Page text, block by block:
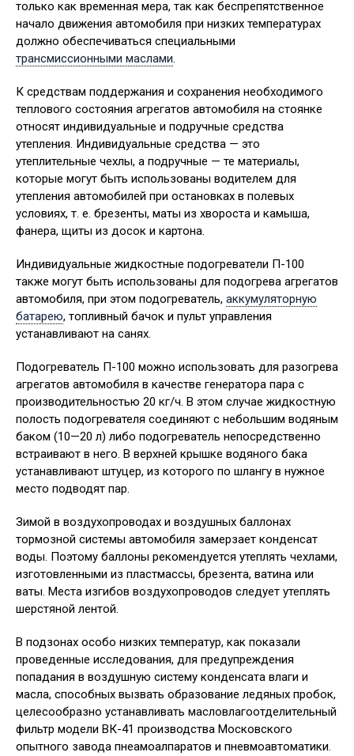
только как временная мера, так как беспрепятственное
начало движения автомобиля при низких температурах
должно обеспечиваться специальными
трансмиссионными маслами.
К средствам поддержания и сохранения необходимого
теплового состояния агрегатов автомобиля на стоянке
относят индивидуальные и подручные средства
утепления. Индивидуальные средства — это
утеплительные чехлы, а подручные — те материалы,
которые могут быть использованы водителем для
утепления автомобилей при остановках в полевых
условиях, т. е. брезенты, маты из хвороста и камыша,
фанера, щиты из досок и картона.
Индивидуальные жидкостные подогреватели П-100
также могут быть использованы для подогрева агрегатов
автомобиля, при этом подогреватель, аккумуляторную
батарею, топливный бачок и пульт управления
устанавливают на санях.
Подогреватель П-100 можно использовать для разогрева
агрегатов автомобиля в качестве генератора пара с
производительностью 20 кг/ч. В этом случае жидкостную
полость подогревателя соединяют с небольшим водяным
баком (10—20 л) либо подогреватель непосредственно
встраивают в него. В верхней крышке водяного бака
устанавливают штуцер, из которого по шлангу в нужное
место подводят пар.
Зимой в воздухопроводах и воздушных баллонах
тормозной системы автомобиля замерзает конденсат
воды. Поэтому баллоны рекомендуется утеплять чехлами,
изготовленными из пластмассы, брезента, ватина или
ваты. Места изгибов воздухопроводов следует утеплять
шерстяной лентой.
В подзонах особо низких температур, как показали
проведенные исследования, для предупреждения
попадания в воздушную систему конденсата влаги и
масла, способных вызвать образование ледяных пробок,
целесообразно устанавливать масловлагоотделительный
фильтр модели ВК-41 производства Московского
опытного завода пнеамоалпаратов и пневмоавтоматики.